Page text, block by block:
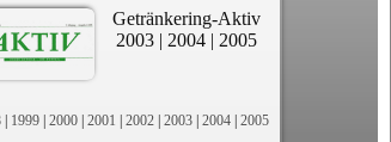
Getränkering-Aktiv
2003 | 2004 | 2005
| 1999 | 2000 | 2001 | 2002 | 2003 | 2004 | 2005